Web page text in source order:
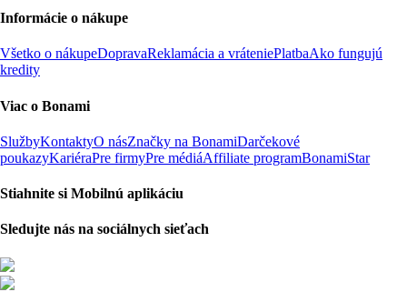
Informácie o nákupe
Všetko o nákupeDopravaReklamácia a vráteniePlatbaAko fungujú
kredity
Viac o Bonami
SlužbyKontaktyO násZnačky na BonamiDarčekové
poukazyKariéraPre firmyPre médiáAffiliate programBonamiStar
Stiahnite si Mobilnú aplikáciu
Sledujte nás na sociálnych sieťach